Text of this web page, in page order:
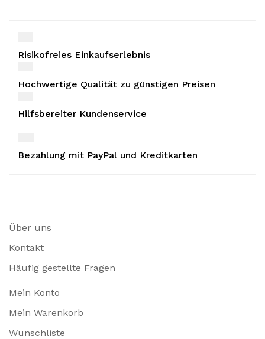
Risikofreies Einkaufserlebnis
Hochwertige Qualität zu günstigen Preisen
Hilfsbereiter Kundenservice
Bezahlung mit PayPal und Kreditkarten
Über uns
Kontakt
Häufig gestellte Fragen
Mein Konto
Mein Warenkorb
Wunschliste